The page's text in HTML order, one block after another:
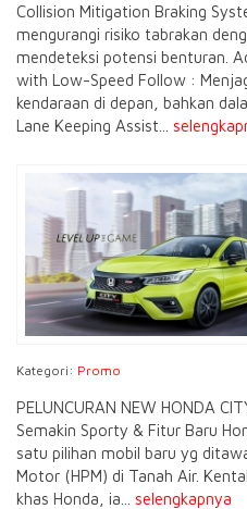
Collision Mitigation Braking
mengurangi risiko tabrakan
mendeteksi potensi benturan.
with Low-Speed Follow :
kendaraan di depan, bahkan
Lane Keeping Assist...
Kategori: Promo
PELUNCURAN NEW HONDA
Semakin Sporty & Fitur Baru
satu pilihan mobil baru yg
Motor (HPM) di Tanah Air.
khas Honda, ia... selengkapnya